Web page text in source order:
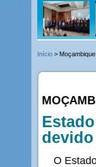
Início > Moçambique
devido
O